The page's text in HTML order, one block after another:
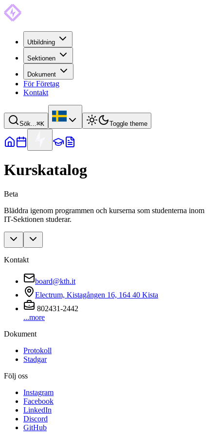
Utbildning
Sektionen
Dokument
För Företag
Kontakt
Sök...⌘K Toggle theme
Kurskatalog
Beta
Bläddra igenom programmen och kurserna som studenterna inom
IT-Sektionen studerar.
Kontakt
board@kth.it
Electrum, Kistagången 16, 164 40 Kista
802431-2442
...more
Dokument
Protokoll
Stadgar
Följ oss
Instagram
Facebook
LinkedIn
Discord
GitHub